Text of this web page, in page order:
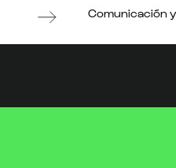
Comunicación